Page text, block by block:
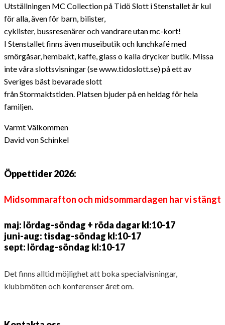
Utställningen MC Collection på Tidö Slott i Stenstallet är kul
för alla, även för barn, bilister,
cyklister, bussresenärer och vandrare utan mc-kort!
I Stenstallet finns även museibutik och lunchkafé med
smörgåsar, hembakt, kaffe, glass o kalla drycker butik. Missa
inte våra slottsvisningar (se www.tidoslott.se) på ett av
Sveriges bäst bevarade slott
från Stormaktstiden. Platsen bjuder på en heldag för hela
familjen.
Varmt Välkommen
David von Schinkel
Öppettider 2026:
Midsommarafton och midsommardagen har vi stängt
maj: lördag-söndag + röda dagar kl:10-17
juni-aug: tisdag-söndag kl:10-17
sept: lördag-söndag kl:10-17
Det finns alltid möjlighet att boka specialvisningar,
klubbmöten och konferenser året om.